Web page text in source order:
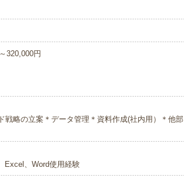
320,000円
戦略の立案＊データ管理＊資料作成(社内用）＊他部
Excel、Word使用経験